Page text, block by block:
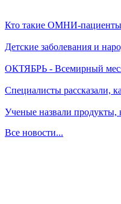
Кто такие ОМНИ-пациенты
Детские заболевания и
ОКТЯБРЬ - Всемирный
Специалисты рассказали,
Ученые назвали продукты,
Все новости...